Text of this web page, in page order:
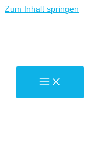
Zum Inhalt springen